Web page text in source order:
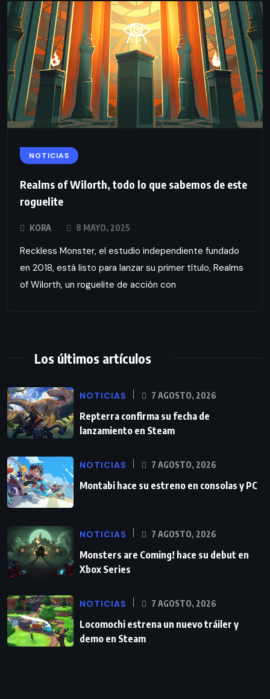
NOTICIAS
Realms of Wilorth, todo lo que sabemos de este
roguelite
KORA 8 MAYO, 2025
Reckless Monster, el estudio independiente fundado
en 2018, está listo para lanzar su primer título, Realms
of Wilorth, un roguelite de acción con
Los últimos artículos
NOTICIAS 7 AGOSTO, 2026
Repterra confirma su fecha de
lanzamiento en Steam
NOTICIAS 7 AGOSTO, 2026
Montabi hace su estreno en consolas y PC
NOTICIAS 7 AGOSTO, 2026
Monsters are Coming! hace su debut en
Xbox Series
NOTICIAS 7 AGOSTO, 2026
Locomochi estrena un nuevo tráiler y
demo en Steam